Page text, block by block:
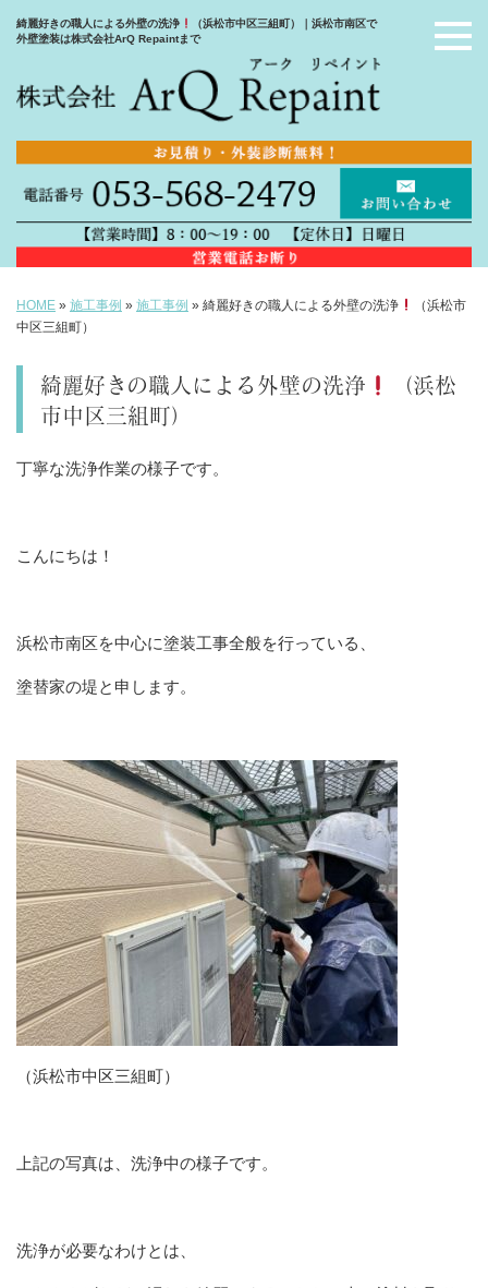
綺麗好きの職人による外壁の洗浄
（浜松市中区三組町）｜浜松市南区で
外壁塗装は株式会社ArQ Repaintまで
HOME » 施工事例 » 施工事例 » 綺麗好きの職人による外壁の洗浄
（浜松市
中区三組町）
綺麗好きの職人による外壁の洗浄
（浜松
市中区三組町）
丁寧な洗浄作業の様子です。
こんにちは！
浜松市南区を中心に塗装工事全般を行っている、
塗替家の堤と申します。
（浜松市中区三組町）
上記の写真は、洗浄中の様子です。
洗浄が必要なわけとは、